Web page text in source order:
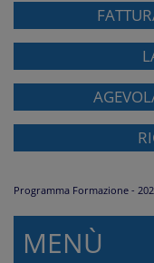
Programma Formazione -
MENÙ